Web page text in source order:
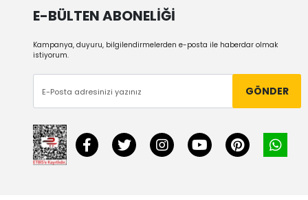
E-BÜLTEN ABONELİĞİ
Kampanya, duyuru, bilgilendirmelerden e-posta ile haberdar olmak
istiyorum.
GÖNDER